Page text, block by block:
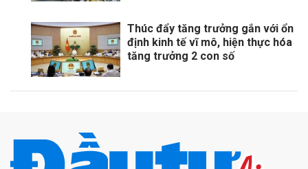
Thúc đẩy tăng trưởng gắn với ổn
định kinh tế vĩ mô, hiện thực hóa
tăng trưởng 2 con số